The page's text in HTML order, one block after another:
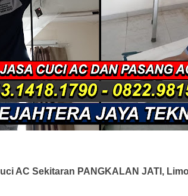
AC Sekitaran PANGKALAN JATI,